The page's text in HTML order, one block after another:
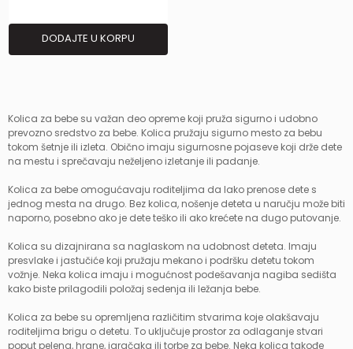
DODAJTE U KORPU
Kolica za bebe su važan deo opreme koji pruža sigurno i udobno
prevozno sredstvo za bebe. Kolica pružaju sigurno mesto za bebu
tokom šetnje ili izleta. Obično imaju sigurnosne pojaseve koji drže dete
na mestu i sprečavaju neželjeno izletanje ili padanje.
Kolica za bebe omogućavaju roditeljima da lako prenose dete s
jednog mesta na drugo. Bez kolica, nošenje deteta u naručju može biti
naporno, posebno ako je dete teško ili ako krećete na dugo putovanje.
Kolica su dizajnirana sa naglaskom na udobnost deteta. Imaju
presvlake i jastučiće koji pružaju mekano i podršku detetu tokom
vožnje. Neka kolica imaju i mogućnost podešavanja nagiba sedišta
kako biste prilagodili položaj sedenja ili ležanja bebe.
Kolica za bebe su opremljena različitim stvarima koje olakšavaju
roditeljima brigu o detetu. To uključuje prostor za odlaganje stvari
poput pelena, hrane, igračaka ili torbe za bebe. Neka kolica takođe